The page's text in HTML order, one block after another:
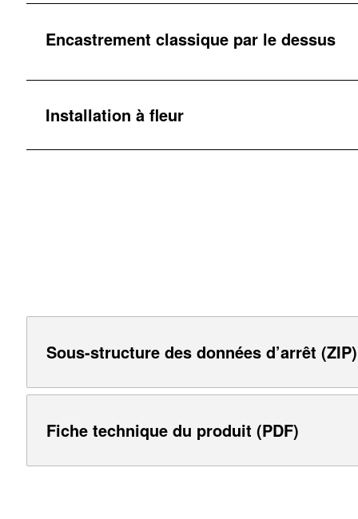
Encastrement classique par le dessus
Installation à fleur
Sous-structure des données d’arrêt (ZIP)
Fiche technique du produit (PDF)